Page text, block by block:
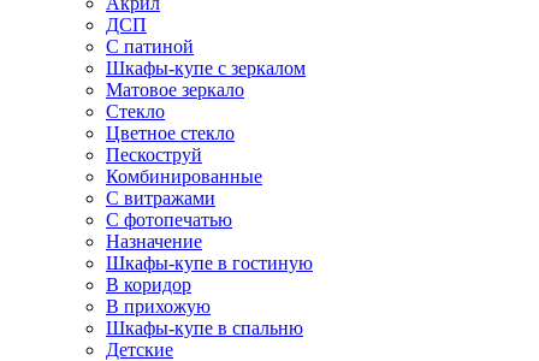
ДСП
С патиной
Шкафы-купе с зеркалом
Матовое зеркало
Стекло
Цветное стекло
Пескоструй
Комбинированные
С витражами
С фотопечатью
Назначение
Шкафы-купе в гостиную
В коридор
В прихожую
Шкафы-купе в спальню
Детские